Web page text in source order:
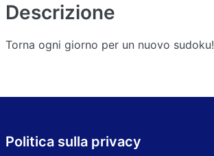
Descrizione
Torna ogni giorno per un nuovo sudoku!
Politica sulla privacy